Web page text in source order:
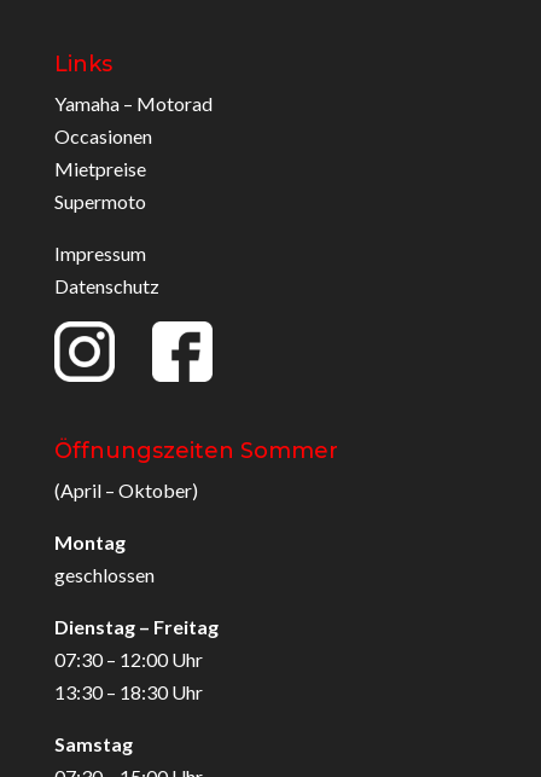
Links
Yamaha – Motorad
Occasionen
Mietpreise
Supermoto
Impressum
Datenschutz
Öffnungszeiten Sommer
(April – Oktober)
Montag
geschlossen
Dienstag – Freitag
07:30 – 12:00 Uhr
13:30 – 18:30 Uhr
Samstag